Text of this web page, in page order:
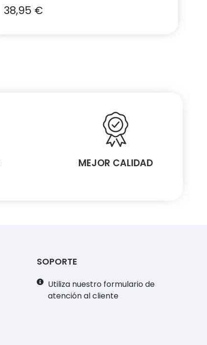
38,95 €
MEJOR CALIDAD
SOPORTE
Utiliza nuestro formulario de
atención al cliente